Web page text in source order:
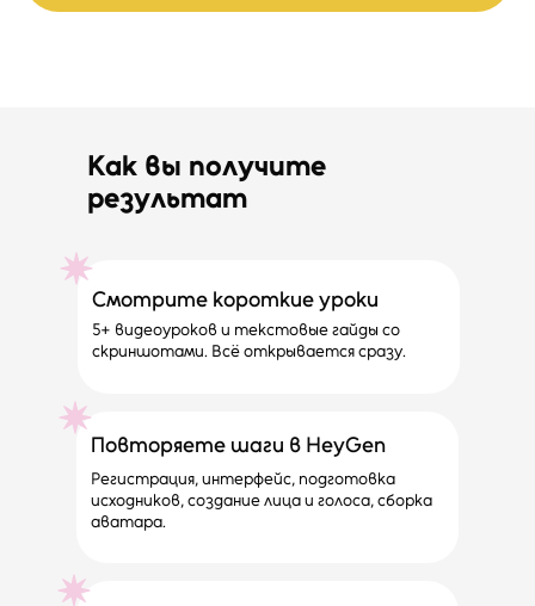
Как вы получите
результат
Повторяете шаги в HeyGen
Регистрация, интерфейс, подготовка
исходников, создание лица и голоса, сборка
аватара.
5+ видеоуроков и текстовые гайды со
скриншотами. Всё открывается сразу.
Смотрите короткие уроки